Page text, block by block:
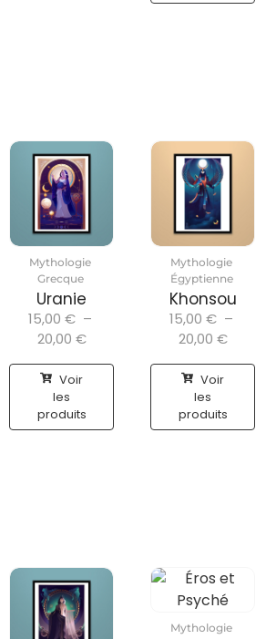
Mythologie
Grecque
Uranie
15,00 € –
20,00 €
Voir
les
produits
Mythologie
Égyptienne
Khonsou
15,00 € –
20,00 €
Voir
les
produits
Mythologie